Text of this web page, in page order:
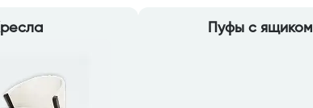
Пуфы с ящиком